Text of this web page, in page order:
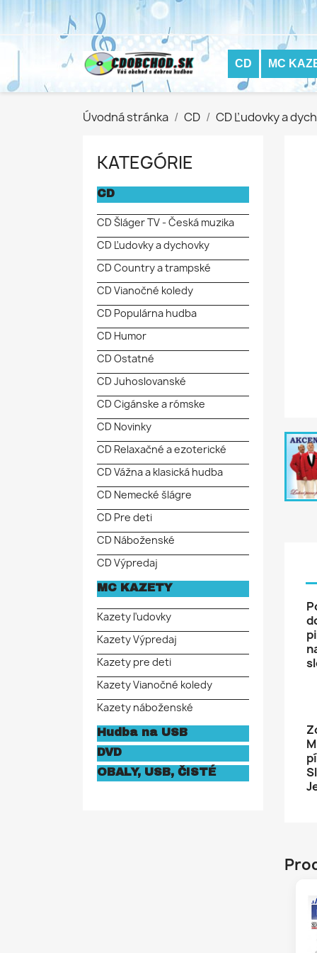
CD MC
Úvodná stránka CD CD Ľudovky a
KATEGÓRIE
CD
CD Šláger TV - Česká muzika
CD Ľudovky a dychovky
CD Country a trampské
CD Vianočné koledy
CD Populárna hudba
CD Humor
CD Ostatné
CD Juhoslovanské
CD Cigánske a rómske
CD Novinky
CD Relaxačné a ezoterické
CD Vážna a klasická hudba
CD Nemecké šlágre
CD Pre deti
CD Náboženské
CD Výpredaj
MC KAZETY
Kazety ľudovky
Kazety Výpredaj
Kazety pre deti
Kazety Vianočné koledy
Kazety náboženské
Hudba na USB
DVD
OBALY, USB, ČISTÉ